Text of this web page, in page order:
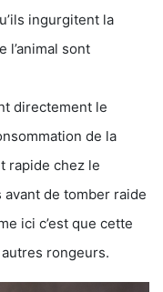
ingurgitent la
l’animal sont
directement le
de la
rapide chez le
de tomber raide
ici c’est que cette
rongeurs.